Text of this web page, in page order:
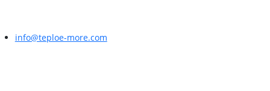
info@teploe-more.com